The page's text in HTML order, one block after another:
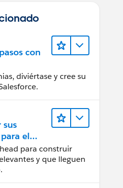
con
diviértase y cree su
sus
el
Trailhead
para construir
y que lleguen